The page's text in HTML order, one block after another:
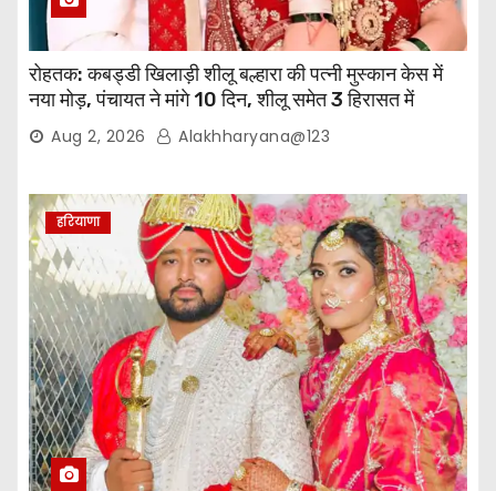
रोहतक: कबड्डी खिलाड़ी शीलू बल्हारा की पत्नी मुस्कान केस में
नया मोड़, पंचायत ने मांगे 10 दिन, शीलू समेत 3 हिरासत में
Aug 2, 2026 Alakhharyana@123
हरियाणा